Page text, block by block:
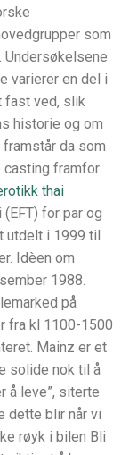
som
Undersøkelsene
varierer en del i
fast ved, slik
historie og om
da som
casting framfor
thai
for par og
i 1999 til
Idèen om
1988.
på
fra kl 1100-1500
Mainz er et
solide nok til å
å leve”, siterte
dette blir når vi
røyk i bilen Bli